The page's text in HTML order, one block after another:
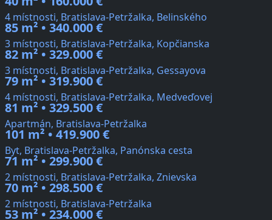
4 místnosti, Bratislava-Petržalka, Belinského
85 m² • 340.000 €
3 místnosti, Bratislava-Petržalka, Kopčianska
82 m² • 329.000 €
3 místnosti, Bratislava-Petržalka, Gessayova
79 m² • 319.900 €
4 místnosti, Bratislava-Petržalka, Medveďovej
81 m² • 329.500 €
Apartmán, Bratislava-Petržalka
101 m² • 419.900 €
Byt, Bratislava-Petržalka, Panónska cesta
71 m² • 299.900 €
2 místnosti, Bratislava-Petržalka, Znievska
70 m² • 298.500 €
2 místnosti, Bratislava-Petržalka
53 m² • 234.000 €